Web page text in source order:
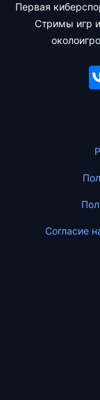
Первая
Стримы игр
Согласие